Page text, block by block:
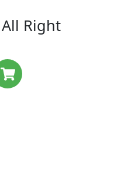
Right